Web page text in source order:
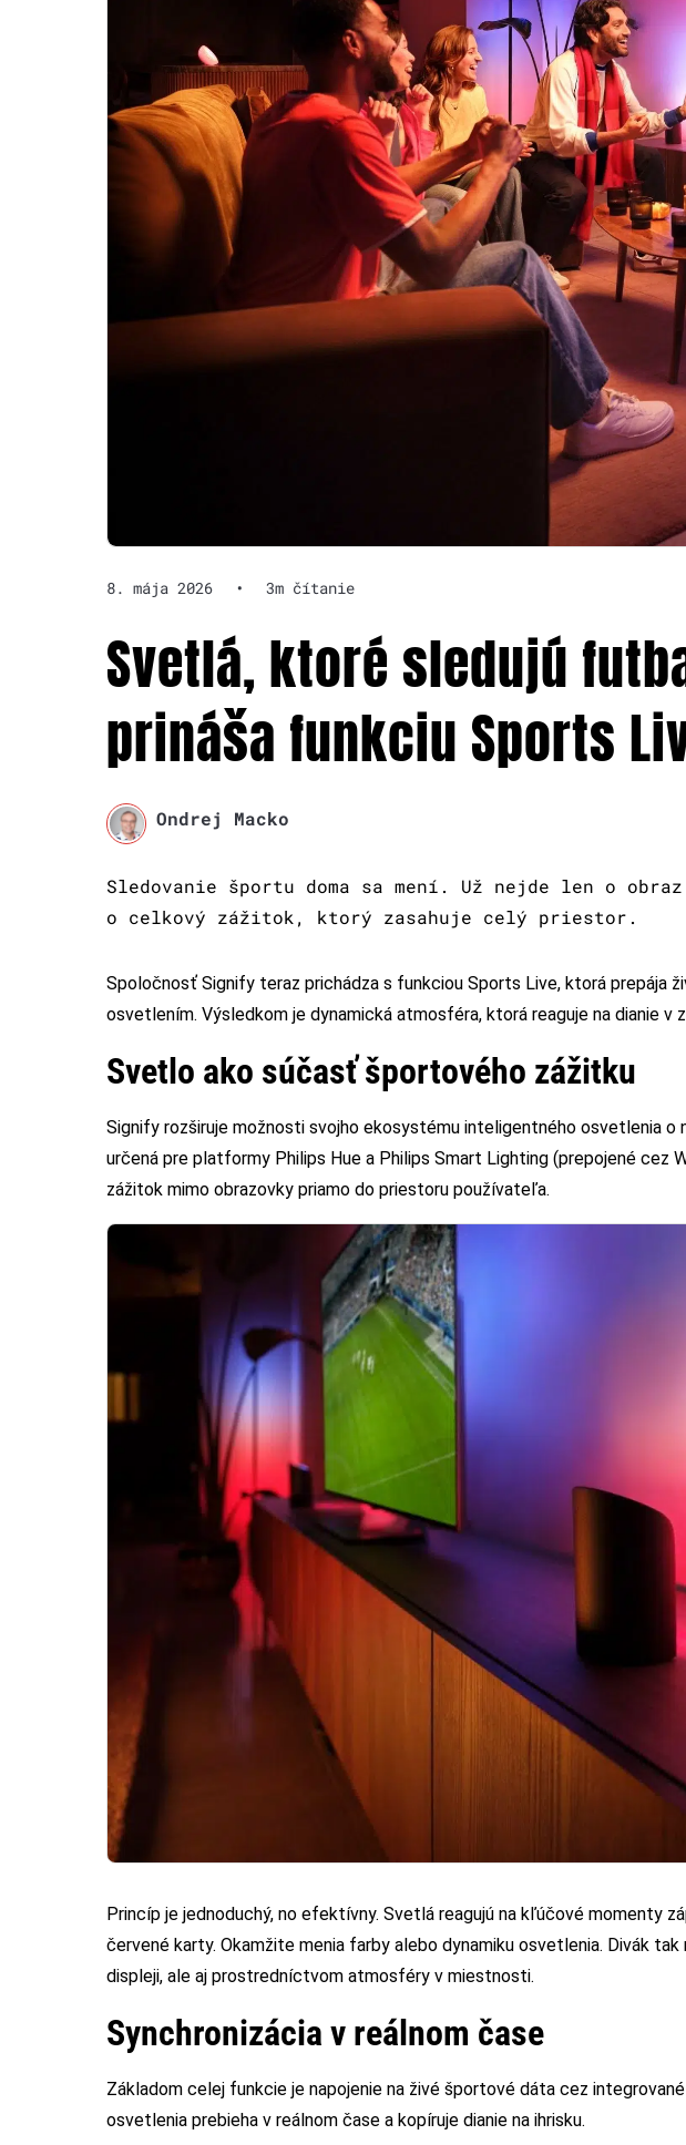
8. mája 2026 • 3m čítanie
Svetlá, ktoré sledujú
prináša funkciu Sports
Ondrej Macko
Sledovanie športu doma sa mení. Už nejde len o
o celkový zážitok, ktorý zasahuje celý priestor.
Spoločnosť Signify teraz prichádza s funkciou Sports Live, ktorá prepája
osvetlením. Výsledkom je dynamická atmosféra, ktorá reaguje na dianie v
Svetlo ako súčasť športového zážitku
Signify rozširuje možnosti svojho ekosystému inteligentného osvetlenia o
určená pre platformy Philips Hue a Philips Smart Lighting (prepojené cez
zážitok mimo obrazovky priamo do priestoru používateľa.
Princíp je jednoduchý, no efektívny. Svetlá reagujú na kľúčové momenty
červené karty. Okamžite menia farby alebo dynamiku osvetlenia. Divák tak
displeji, ale aj prostredníctvom atmosféry v miestnosti.
Synchronizácia v reálnom čase
Základom celej funkcie je napojenie na živé športové dáta cez
osvetlenia prebieha v reálnom čase a kopíruje dianie na ihrisku.